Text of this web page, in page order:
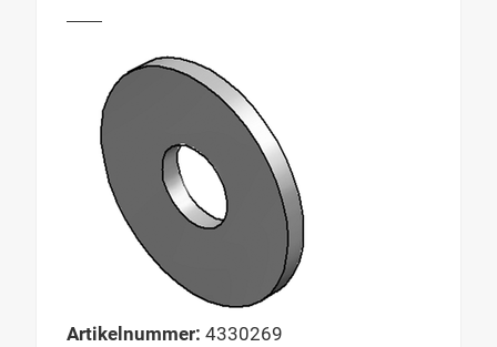
Artikelnummer: 4330269